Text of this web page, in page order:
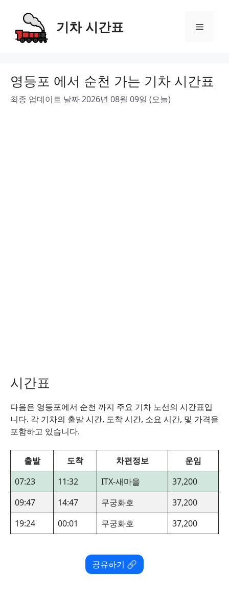
content
기차 시간표 Menu
영등포 에서 순천 가는 기차 시간표
최종 업데이트 날짜 2026년 08월 09일 (오늘)
시간표
다음은 영등포에서 순천 까지 주요 기차 노선의 시간표입
니다. 각 기차의 출발 시간, 도착 시간, 소요 시간, 및 가격을
포함하고 있습니다.
출발 도착 차편정보
운임
07:23
11:32 ITX-새마을
37,200
09:47
14:47 무궁화호
37,200
19:24
00:01 무궁화호 37,200
공유하기 🔗